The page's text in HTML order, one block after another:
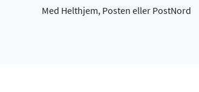
Med Helthjem, Posten eller PostNord